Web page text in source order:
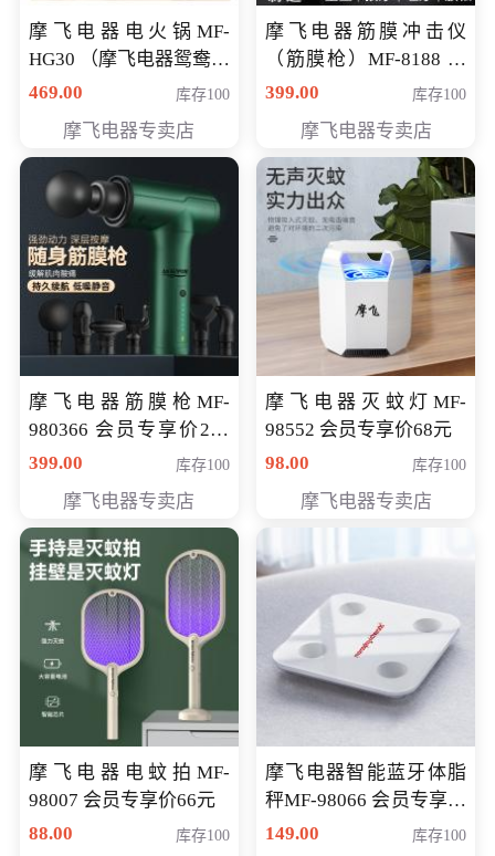
摩飞电器电火锅MF-
HG30 （摩飞电器鸳鸯锅
MF-HG30 ） 会员专享价
469.00 库存100
摩飞电器专卖店
摩飞电器筋膜冲击仪
（筋膜枪）MF-8188 会
员专享价268元
399.00 库存100
摩飞电器专卖店
摩飞电器筋膜枪MF-
980366 会员专享价299
元
399.00 库存100
摩飞电器专卖店
摩飞电器灭蚊灯MF-
98552 会员专享价68元
98.00
库存100
摩飞电器专卖店
摩飞电器电蚊拍MF-
98007 会员专享价66元
88.00
库存100
摩飞电器智能蓝牙体脂
秤MF-98066 会员专享价
98元
149.00 库存100